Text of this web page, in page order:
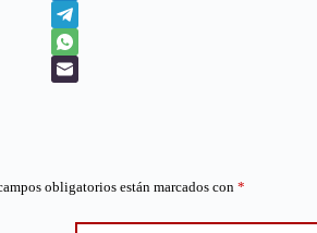
obligatorios están marcados con *